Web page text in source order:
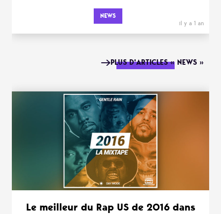
NEWS
il y a 1 an
PLUS D'ARTICLES « NEWS »
Le meilleur du Rap US de 2016 dans